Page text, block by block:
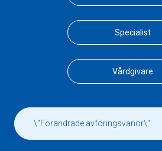
Specialist
Vårdgivare